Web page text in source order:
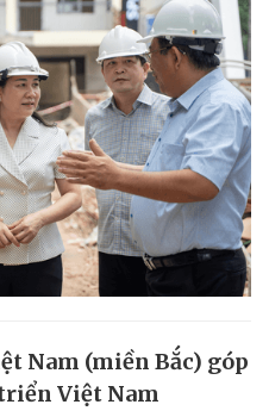
Nam (miền Bắc) góp
Việt Nam